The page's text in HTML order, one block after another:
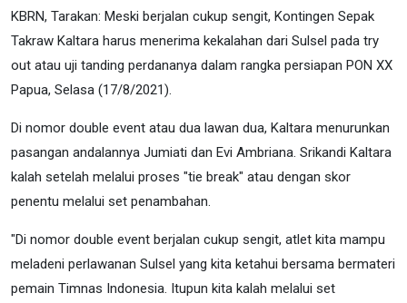
KBRN, Tarakan: Meski berjalan cukup sengit, Kontingen Sepak
Takraw Kaltara harus menerima kekalahan dari Sulsel pada try
out atau uji tanding perdananya dalam rangka persiapan PON XX
Papua, Selasa (17/8/2021).
Di nomor double event atau dua lawan dua, Kaltara menurunkan
pasangan andalannya Jumiati dan Evi Ambriana. Srikandi Kaltara
kalah setelah melalui proses "tie break" atau dengan skor
penentu melalui set penambahan.
"Di nomor double event berjalan cukup sengit, atlet kita mampu
meladeni perlawanan Sulsel yang kita ketahui bersama bermateri
pemain Timnas Indonesia. Itupun kita kalah melalui set